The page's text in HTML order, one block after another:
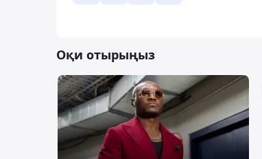
Оқи отырыңыз